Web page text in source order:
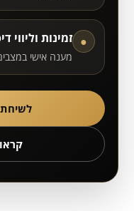
● זמינות וליווי
מענה אישי
לשיחת